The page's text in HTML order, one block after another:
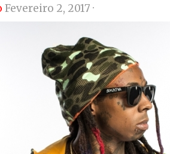
Fevereiro 2, 2017 ·